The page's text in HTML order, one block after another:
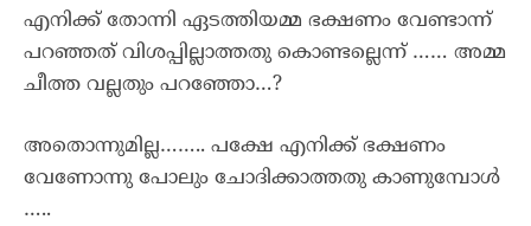
എനിക്ക് തോന്നി ഏടത്തിയമ്മ ഭക്ഷണം വേണ്ടാന്ന്
പറഞ്ഞത് വിശപ്പില്ലാത്തതു കൊണ്ടല്ലെന്ന് …… അമ്മ
ചീത്ത വല്ലതും പറഞ്ഞോ…?
അതൊന്നുമില്ല…….. പക്ഷേ എനിക്ക് ഭക്ഷണം
വേണോന്നു പോലും ചോദിക്കാത്തതു കാണുമ്പോൾ
…..